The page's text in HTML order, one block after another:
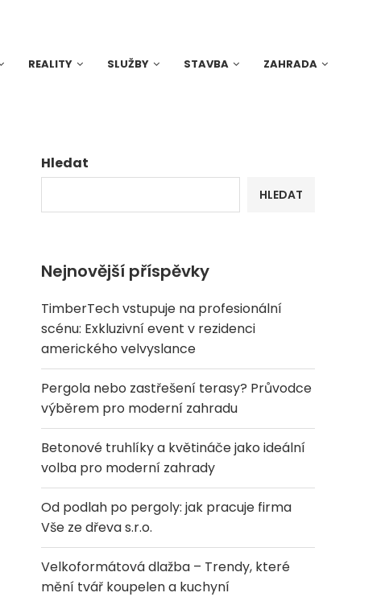
REALITY SLUŽBY STAVBA ZAHRADA
Hledat
HLEDAT
Nejnovější příspěvky
TimberTech vstupuje na profesionální
scénu: Exkluzivní event v rezidenci
amerického velvyslance
Pergola nebo zastřešení terasy? Průvodce
výběrem pro moderní zahradu
Betonové truhlíky a květináče jako ideální
volba pro moderní zahrady
Od podlah po pergoly: jak pracuje firma
Vše ze dřeva s.r.o.
Velkoformátová dlažba – Trendy, které
mění tvář koupelen a kuchyní